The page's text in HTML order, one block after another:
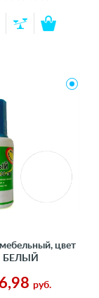
цвет
БЕЛЫЙ
руб.